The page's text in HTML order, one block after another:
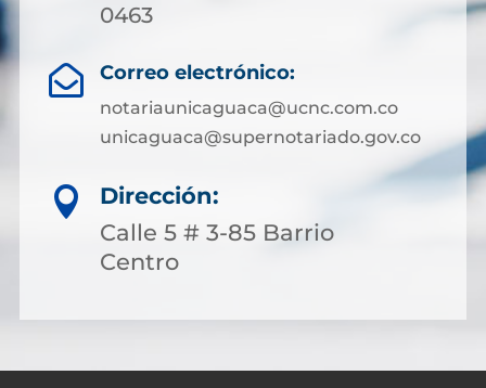
0463
 Correo electrónico:
notariaunicaguaca@ucnc.com.co
unicaguaca@supernotariado.gov.co

Dirección:
Calle 5 # 3-85 Barrio
Centro